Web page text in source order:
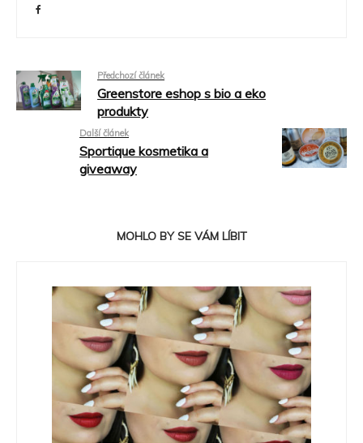
Předchozí článek
Greenstore eshop s bio a eko
produkty
Další článek
Sportique kosmetika a
giveaway
MOHLO BY SE VÁM LÍBIT